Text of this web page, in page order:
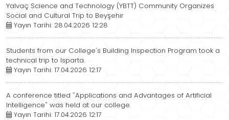
Yalvaç Science and Technology (YBTT) Community Organizes
Social and Cultural Trip to Beyşehir
Yayın Tarihi: 28.04.2026 12:28
Students from our College's Building Inspection Program took a
technical trip to Isparta.
Yayın Tarihi: 17.04.2026 12:17
A conference titled "Applications and Advantages of Artificial
Intelligence" was held at our college.
Yayın Tarihi: 17.04.2026 12:17